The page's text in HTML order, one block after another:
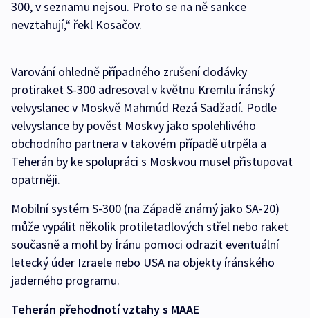
300, v seznamu nejsou. Proto se na ně sankce
nevztahují,“ řekl Kosačov.
Varování ohledně případného zrušení dodávky
protiraket S-300 adresoval v květnu Kremlu íránský
velvyslanec v Moskvě Mahmúd Rezá Sadžadí. Podle
velvyslance by pověst Moskvy jako spolehlivého
obchodního partnera v takovém případě utrpěla a
Teherán by ke spolupráci s Moskvou musel přistupovat
opatrněji.
Mobilní systém S-300 (na Západě známý jako SA-20)
může vypálit několik protiletadlových střel nebo raket
současně a mohl by Íránu pomoci odrazit eventuální
letecký úder Izraele nebo USA na objekty íránského
jaderného programu.
Teherán přehodnotí vztahy s MAAE